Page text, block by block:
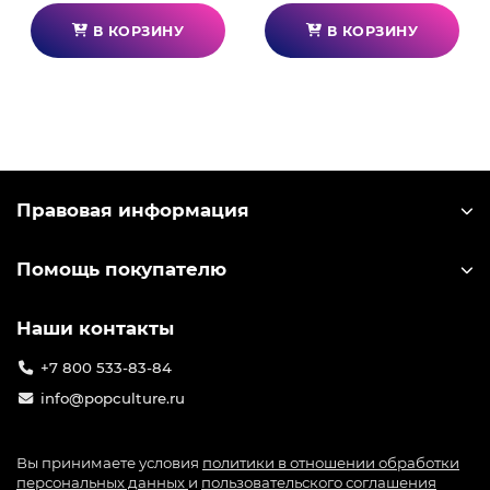
В КОРЗИНУ В КОРЗИНУ
Правовая информация
Помощь покупателю
Наши контакты
+7 800 533-83-84
info@popculture.ru
Вы принимаете условия политики в отношении обработки
персональных данных и пользовательского соглашения